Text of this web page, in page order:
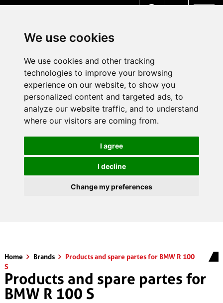
We use cookies
We use cookies and other tracking
technologies to improve your browsing
experience on our website, to show you
personalized content and targeted ads, to
analyze our website traffic, and to understand
where our visitors are coming from.
I agree
I decline
Change my preferences
Home Brands
Products and spare partes for BMW R 100
S
Products and spare partes for
BMW R 100 S